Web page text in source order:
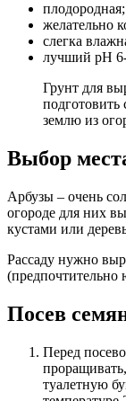
плодородная;
желательно
слегка
лучший pH
Грунт для
подготовить
землю из
Выбор
Арбузы – очень
огороде для них
кустами или
Рассаду нужно
Посев
Перед
туалетную